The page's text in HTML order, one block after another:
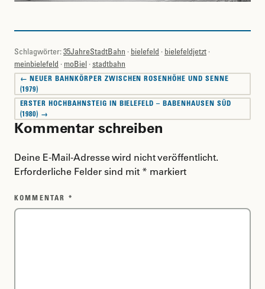
Schlagwörter:35JahreStadtBahn · bielefeld · bielefeldjetzt ·
meinbielefeld · moBiel ·stadtbahn
Beitragsnavigation
← NEUER BAHNKÖRPER ZWISCHEN ROSENHÖHE UND SENNE
(1979)
ERSTER HOCHBAHNSTEIG IN BIELEFELD – BABENHAUSEN SÜD
(1980) →
Kommentar schreiben
Deine E-Mail-Adresse wird nicht veröffentlicht.
Erforderliche Felder sind mit * markiert
KOMMENTAR *